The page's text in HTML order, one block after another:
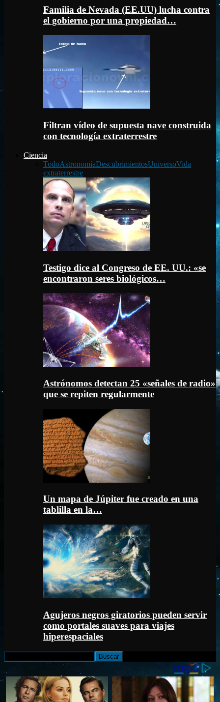
Familia de Nevada (EE.UU) lucha contra
el gobierno por una propiedad…
Filtran vídeo de supuesta nave construida
con tecnología extraterrestre
Ciencia
TodoAstronomíaDescubrimientosUniversoVida
extraterrestre
Testigo dice al Congreso de EE. UU.: «se
encontraron seres biológicos…
Astrónomos detectan 25 «señales de radio»
que se repiten regularmente
Un mapa de Júpiter fue creado en una
tablilla en la…
Agujeros negros giratorios pueden servir
como portales suaves para viajes
hiperespaciales